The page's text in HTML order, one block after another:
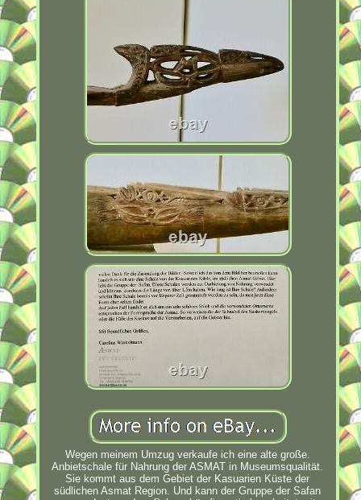
Wegen meinem Umzug verkaufe ich eine alte große.
Anbietschale für Nahrung der ASMAT in Museumsqualität.
Sie kommt aus dem Gebiet der Kasuarien Küste der
südlichen Asmat Region. Und kann der Gruppe der Safan